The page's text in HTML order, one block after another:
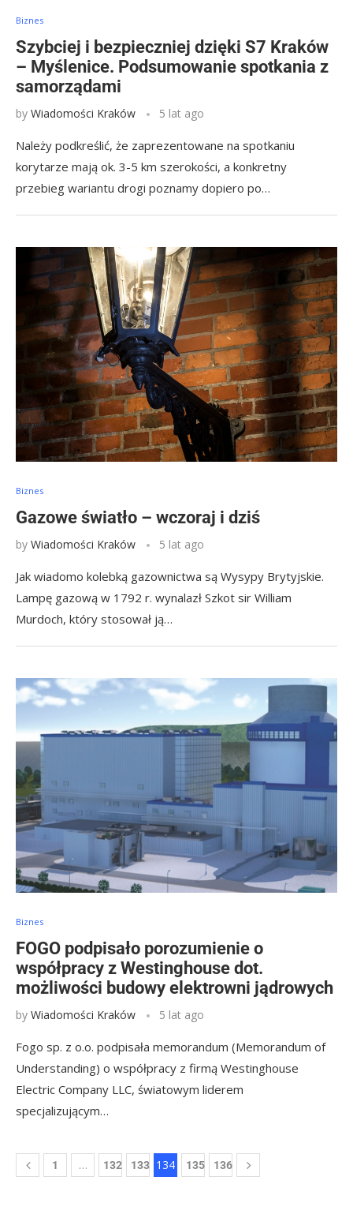
Biznes
Szybciej i bezpieczniej dzięki S7 Kraków
– Myślenice. Podsumowanie spotkania z
samorządami
by Wiadomości Kraków 5 lat ago
Należy podkreślić, że zaprezentowane na spotkaniu
korytarze mają ok. 3-5 km szerokości, a konkretny
przebieg wariantu drogi poznamy dopiero po…
Biznes
Gazowe światło – wczoraj i dziś
by Wiadomości Kraków 5 lat ago
Jak wiadomo kolebką gazownictwa są Wysypy Brytyjskie.
Lampę gazową w 1792 r. wynalazł Szkot sir William
Murdoch, który stosował ją…
Biznes
FOGO podpisało porozumienie o
współpracy z Westinghouse dot.
możliwości budowy elektrowni jądrowych
by Wiadomości Kraków 5 lat ago
Fogo sp. z o.o. podpisała memorandum (Memorandum of
Understanding) o współpracy z firmą Westinghouse
Electric Company LLC, światowym liderem
specjalizującym…
1 … 132 133 134 135 136